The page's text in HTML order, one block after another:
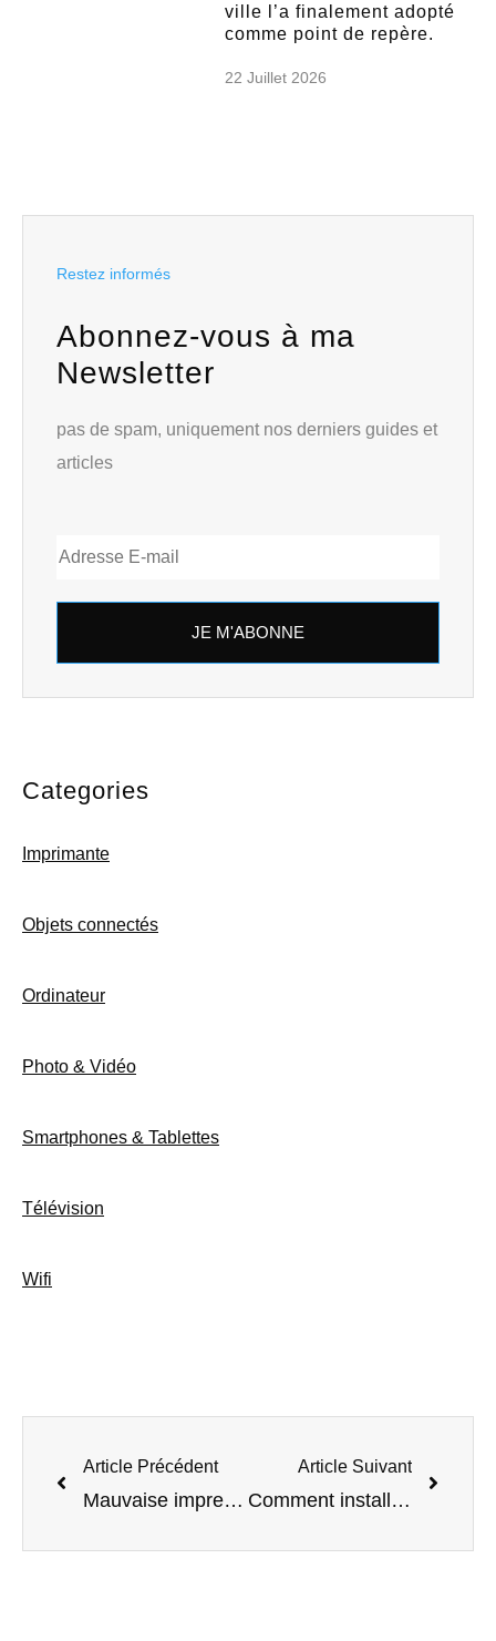
ville l’a finalement adopté
comme point de repère.
22 Juillet 2026
Restez informés
Abonnez-vous à ma
Newsletter
pas de spam, uniquement nos derniers guides et
articles
JE M'ABONNE
Categories
Imprimante
Objets connectés
Ordinateur
Photo & Vidéo
Smartphones & Tablettes
Télévision
Wifi
Article Précédent
Mauvaise impression sur imprimante laser, que faire ?
Article Suivant
Comment installer une imprimante sur PC ?